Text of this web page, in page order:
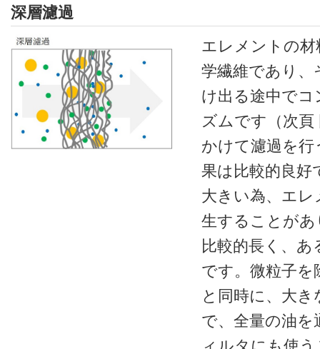
深層濾過
エレメントの材
学繊維であり、
け出る途中で
ズムです（次頁
かけて濾過を
果は比較的良好
大きい為、エ
生することが
比較的長く、あ
です。微粒子
と同時に、大
で、全量の油